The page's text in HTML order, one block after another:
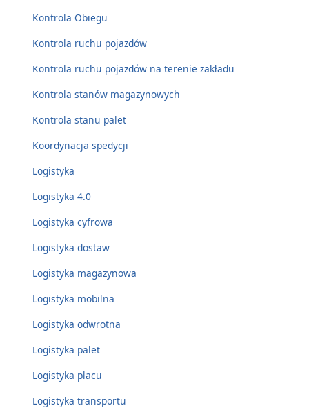
Kontrola Obiegu
Kontrola ruchu pojazdów
Kontrola ruchu pojazdów na terenie zakładu
Kontrola stanów magazynowych
Kontrola stanu palet
Koordynacja spedycji
Logistyka
Logistyka 4.0
Logistyka cyfrowa
Logistyka dostaw
Logistyka magazynowa
Logistyka mobilna
Logistyka odwrotna
Logistyka palet
Logistyka placu
Logistyka transportu